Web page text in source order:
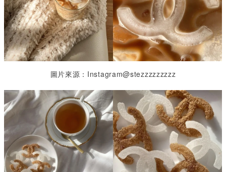
圖片來源：Instagram@stezzzzzzzzz